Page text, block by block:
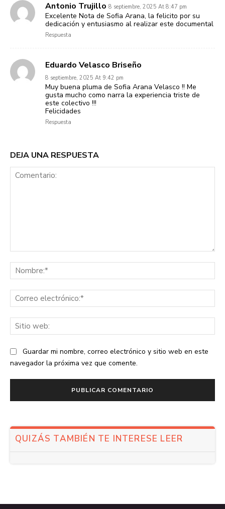
Antonio Trujillo 8 septiembre, 2025 At 8:47 pm
Excelente Nota de Sofia Arana, la felicito por su
dedicación y entusiasmo al realizar este documental
Respuesta
Eduardo Velasco Briseño
8 septiembre, 2025 At 9:42 pm
Muy buena pluma de Sofia Arana Velasco !! Me
gusta mucho como narra la experiencia triste de
este colectivo !!!
Felicidades
Respuesta
DEJA UNA RESPUESTA
Guardar mi nombre, correo electrónico y sitio web en este
navegador la próxima vez que comente.
QUIZÁS TAMBIÉN TE INTERESE LEER